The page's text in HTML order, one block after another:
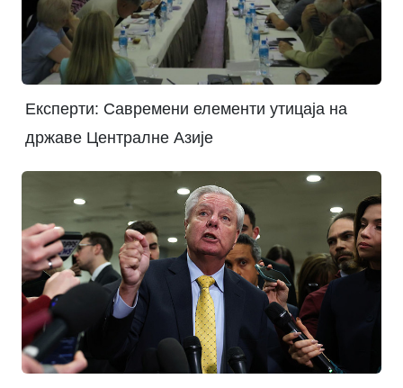
Експерти: Савремени елементи утицаја на
државе Централне Азије